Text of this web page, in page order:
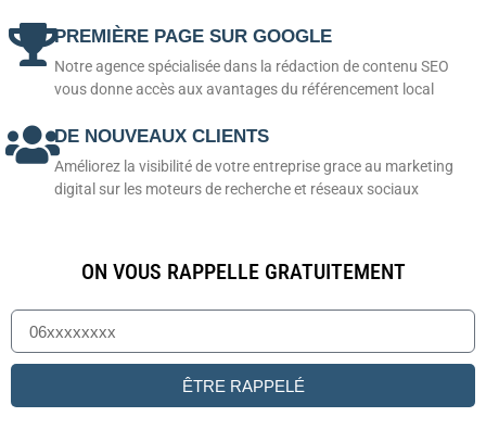
PREMIÈRE PAGE SUR GOOGLE
Notre agence spécialisée dans la rédaction de contenu SEO
vous donne accès aux avantages du référencement local
DE NOUVEAUX CLIENTS
Améliorez la visibilité de votre entreprise grace au marketing
digital sur les moteurs de recherche et réseaux sociaux
ON VOUS RAPPELLE GRATUITEMENT
ÊTRE RAPPELÉ